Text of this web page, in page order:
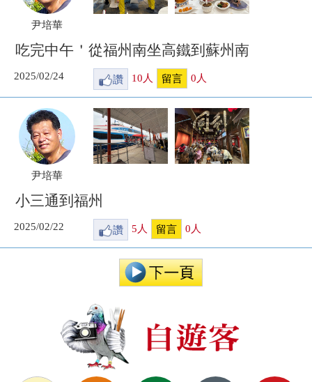
尹培華
吃完中午＇從福州南坐高鐵到蘇州南
2025/02/24 讚 10 人 留言 0 人
尹培華
小三通到福州
2025/02/22 讚 5 人 留言 0 人